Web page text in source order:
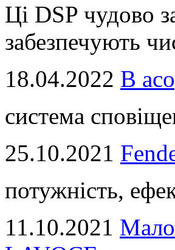
Ці DSP чудово
забезпечують
18.04.2022 В
система
25.10.2021
потужність,
11.10.2021